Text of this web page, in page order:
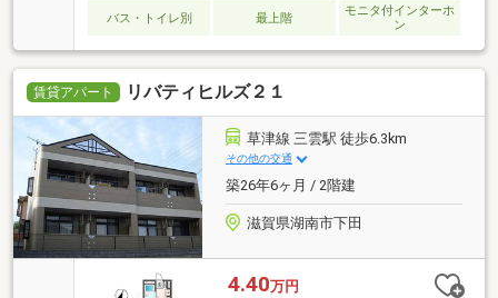
バス・トイレ別 最上階
モニタ付インターホ
ン
賃貸アパート リバティヒルズ２１
草津線 三雲駅 徒歩6.3km
その他の交通
築26年6ヶ月 / 2階建
滋賀県湖南市下田
4.40万円